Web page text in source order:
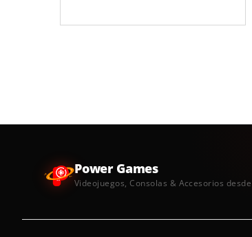
Power Games
Videojuegos, Consolas & Accesorios